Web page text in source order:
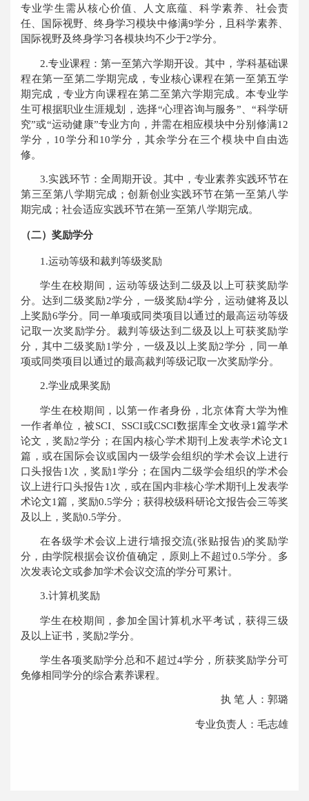
专业学生需从核心价值、 人文底蕴、科学素养、社会责
任、国际视野、终身学习模块中修满9学分 ， 且科学素养、
国际视野及终身学习各模块均不少于2学分。
2.专业课程：第一至第六学期开设。其中，学科基础课
程在第一至第二学期完成，专业核心课程在第一至第五学
期完成，专业方向课程在第二至第六学期完成。本专业学
生可根据职业生涯规划 ，选择“心理咨询与服务”、“科学研
究”或“运动健康”专业方向 ，并需在相应模块中分别修满12
学分 ， 10学分和10学分 ， 其余学分在三个模块中自由选
修。
3.实践环节：全周期开设。其中，专业素养实践环节在
第三至第八学期完成；创新创业实践环节在第一至第八学
期完成；社会适应实践环节在第一至第八学期完成。
（二）奖励学分
1.运动等级和裁判等级奖励
学生在校期间， 运动等级达到二级及 以上可获奖励学
分。达到 二级奖励2学分，一级奖励4学分，运动健将及以
上奖励6学分。同一单项或同类项目以通过的最高运动等级
记取一次奖励学分。裁判等级达到 二级及 以上可获奖励学
分 ， 其中二级奖励1学分，一级 及以上奖励2学分，同一单
项或同类项目以通过的最高裁判等级记取一次奖励学分。
2.学业成果奖励
学生在校期间，以第一作者身份，北京体育大学为惟
一作者单位，被SCI、 SSCI或CSCI数据库全文收录1篇学术
论文，奖励2学分；在国内核心学术期刊上发表学术论文1
篇，或在国际会议或国内一级学会组织的学术会议上进行
口头报告1 次，奖励1 学分；在国内二级学会组织的学术会
议上进行口头报告1 次，或在国内非核心学术期刊上发表学
术论文1篇，奖励0.5学分； 获得校级科研论文报告会三等奖
及以上 ， 奖励0.5学分。
在各级学术会议上进行墙报交流(张贴报告)的奖励学
分，由学院根据会议价值确定，原则上不超过0.5学分。多
次发表论文或参加学术会议交流的学分可累计。
3.计算机奖励
学生在校期间，参加全国 计算机水平考试 ，获得三级
及以上证书 ，奖励2学分。
学生各项奖励学分总和不超过4学分， 所获奖励学分可
免修相同学分的综合素养课程。
执 笔 人：郭璐
专业负责人：毛志雄